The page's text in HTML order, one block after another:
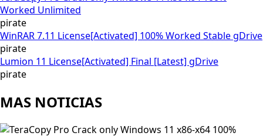
Worked Unlimited
pirate
WinRAR 7.11 License[Activated] 100% Worked Stable gDrive
pirate
Lumion 11 License[Activated] Final [Latest] gDrive
pirate
MAS NOTICIAS